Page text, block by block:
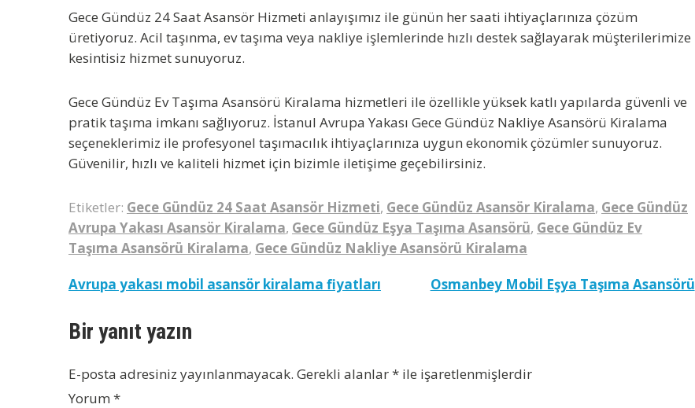
Gece Gündüz 24 Saat Asansör Hizmeti anlayışımız ile günün her saati ihtiyaçlarınıza çözüm
üretiyoruz. Acil taşınma, ev taşıma veya nakliye işlemlerinde hızlı destek sağlayarak müşterilerimize
kesintisiz hizmet sunuyoruz.
Gece Gündüz Ev Taşıma Asansörü Kiralama hizmetleri ile özellikle yüksek katlı yapılarda güvenli ve
pratik taşıma imkanı sağlıyoruz. İstanul Avrupa Yakası Gece Gündüz Nakliye Asansörü Kiralama
seçeneklerimiz ile profesyonel taşımacılık ihtiyaçlarınıza uygun ekonomik çözümler sunuyoruz.
Güvenilir, hızlı ve kaliteli hizmet için bizimle iletişime geçebilirsiniz.
Etiketler: Gece Gündüz 24 Saat Asansör Hizmeti, Gece Gündüz Asansör Kiralama, Gece Gündüz
Avrupa Yakası Asansör Kiralama, Gece Gündüz Eşya Taşıma Asansörü, Gece Gündüz Ev
Taşıma Asansörü Kiralama, Gece Gündüz Nakliye Asansörü Kiralama
Yazı
Avrupa yakası mobil asansör kiralama fiyatları Osmanbey Mobil Eşya Taşıma Asansörü
Bir yanıt yazın
E-posta adresiniz yayınlanmayacak. Gerekli alanlar* ile işaretlenmişlerdir
Yorum *